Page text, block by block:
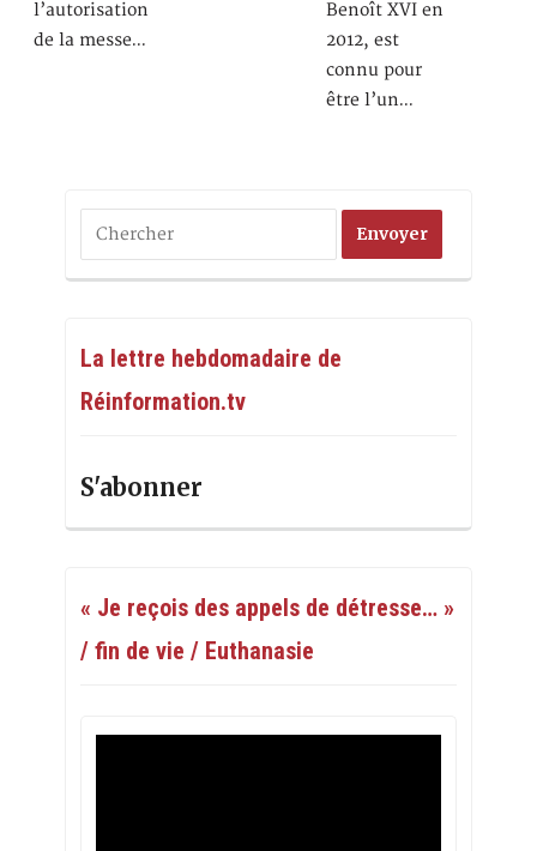
l’autorisation
de la messe…
Benoît XVI en
2012, est
connu pour
être l’un…
La lettre hebdomadaire de
Réinformation.tv
S'abonner
« Je reçois des appels de détresse… »
/ fin de vie / Euthanasie